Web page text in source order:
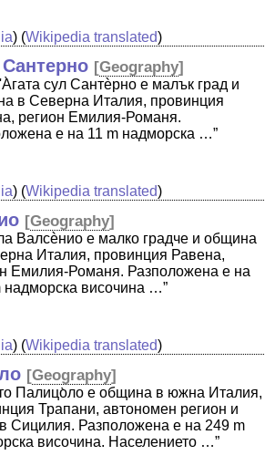
) (Wikipedia translated)
[Geography]
сул Сантѐрно е малък град и
в Северна Италия, провинция
регион Емилия-Романя.
е на 11 m надморска …”
) (Wikipedia translated)
[Geography]
Валсѐнио е малко градче и община
Италия, провинция Равена,
Емилия-Романя. Разположена е на
надморска височина …”
) (Wikipedia translated)
[Geography]
Палицо̀ло е община в южна Италия,
Трапани, автономен регион и
Сицилия. Разположена е на 249 m
височина. Населението …”